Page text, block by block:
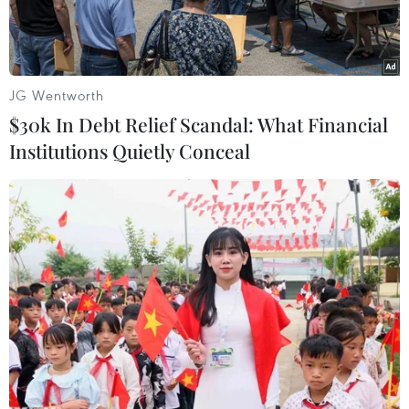
Khu trục hạm Spruance. (Nguồn: DefenceTalk)
Theo Navytimes.com, ba tàu khu trục của Mỹ ở
Biển Đông đã quay về Mỹ sau một thời gian dài
hoạt động gần các đảo nhân tạo của Trung Quốc
tại vùng biển này.
JG Wentworth
$30k In Debt Relief Scandal: What Financial
Institutions Quietly Conceal